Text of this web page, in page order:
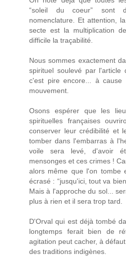
“soleil du coeur” sont
nomenclature. Et attention,
secte est la multiplication
difficile la traçabilité.
Nous sommes exactement
spirituel soulevé par
c'est pire encore... à
mouvement.
Osons espérer que les
spirituelles françaises
conserver leur crédibilité et
tomber dans l'embarras à
voile sera levé, d'avoir
mensonges et ces crimes !
alors même que l'on tombe
écrasé : “jusqu'ici, tout va
Mais à l'approche du sol...
plus à rien et il sera trop tard.
D'Orval qui est déjà tombé
longtemps ferait bien de
agitation peut cacher, à
des traditions indigènes.